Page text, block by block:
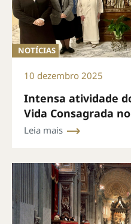
NOTÍCIAS
10 dezembro 2025
Intensa atividade
Vida Consagrada
Leia mais